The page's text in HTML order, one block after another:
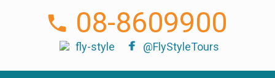
08-8609900
fly-style @FlyStyleTours